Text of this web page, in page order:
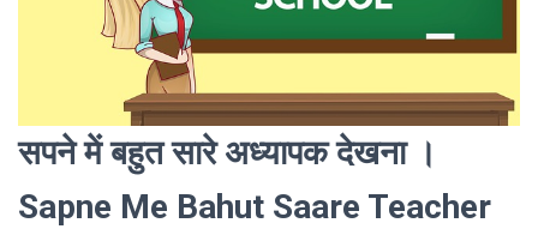
सपने में बहुत सारे अध्यापक देखना ।
Sapne Me Bahut Saare Teacher